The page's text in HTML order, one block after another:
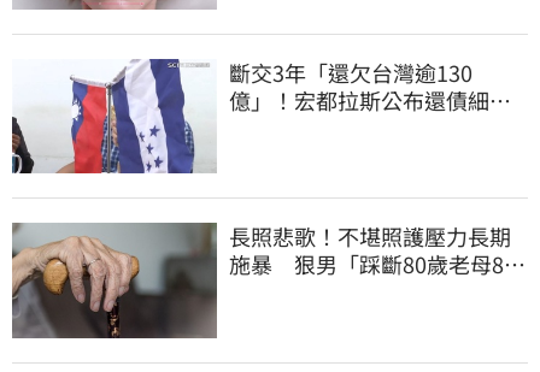
斷交3年「還欠台灣逾130
億」！宏都拉斯公布還債細
長照悲歌！不堪照護壓力長期
施暴 狠男「踩斷80歲老母8根